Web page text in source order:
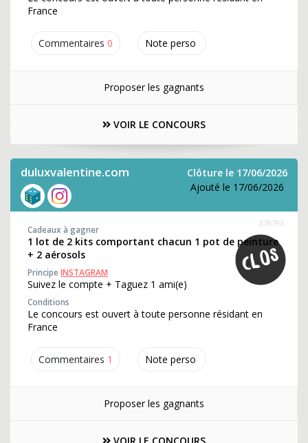
Commentaires 0 Note perso
France
Proposer les gagnants
VOIR LE CONCOURS
duluxvalentine.com
Clôture le 17/06/2026
Ajouté le 17/06/2026
Commentaires 1 Note perso
370793
Cadeaux à gagner
1 lot de 2 kits comportant chacun 1 pot de peinture
+ 2 aérosols
PrincipeINSTAGRAM
Suivez le compte + Taguez 1 ami(e)
Conditions
Le concours est ouvert à toute personne résidant en
France
Proposer les gagnants